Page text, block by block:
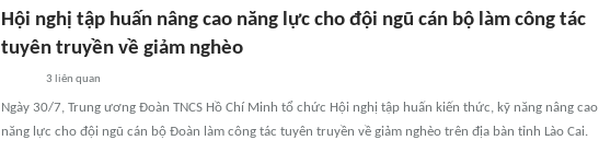
Hội nghị tập huấn nâng cao năng lực cho đội ngũ cán bộ làm công tác
tuyên truyền về giảm nghèo
3 liên quan
Ngày 30/7, Trung ương Đoàn TNCS Hồ Chí Minh tổ chức Hội nghị tập huấn kiến thức, kỹ năng nâng cao
năng lực cho đội ngũ cán bộ Đoàn làm công tác tuyên truyền về giảm nghèo trên địa bàn tỉnh Lào Cai.